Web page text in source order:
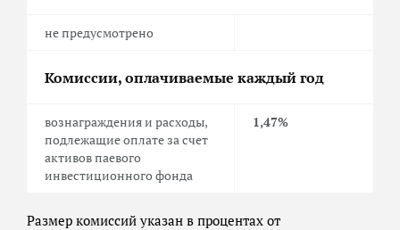
не предусмотрено
Комиссии, оплачиваемые каждый год
вознаграждения и расходы,
подлежащие оплате за счет
активов паевого
инвестиционного фонда
1,47%
Размер комиссий указан в процентах от